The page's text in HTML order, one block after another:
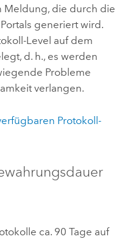
Meldung, die durch die
generiert wird.
Level auf dem
d. h., es werden
Probleme
verlangen.
Protokoll-
ca. 90 Tage auf